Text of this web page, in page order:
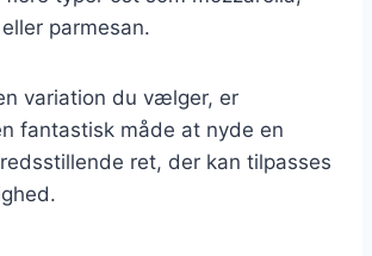
parmesan.
variation du vælger, er
fantastisk måde at nyde en
ret, der kan tilpasses